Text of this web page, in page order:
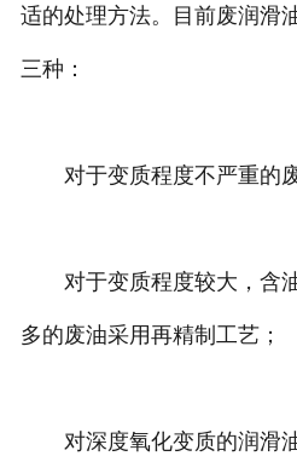
适的处理方法。目前废润滑
三种：
对于变质程度不严重的废
对于变质程度较大，含
多的废油采用再精制工艺；
对深度氧化变质的润滑油